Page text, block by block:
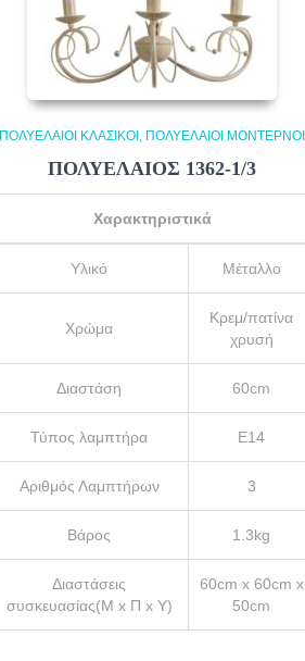
ΠΟΛΥΈΛΑΙΟΙ ΚΛΑΣΙΚΟΊ ΠΟΛΥΈΛΑΙΟΙ ΜΟΝΤΈΡΝΟΙ
ΠΟΛΥΕΛΑΙΟΣ 1362-1/3
Χαρακτηριστικά
Υλικό Μέταλλο
Χρώμα
Κρεμ/πατίνα
χρυσή
Διαστάση 60cm
Τύπος λαμπτήρα Ε14
Αριθμός Λαμπτήρων 3
Βάρος 1.3kg
Διαστάσεις
συσκευασίας(Μ x Π x Υ)
60cm x 60cm x
50cm